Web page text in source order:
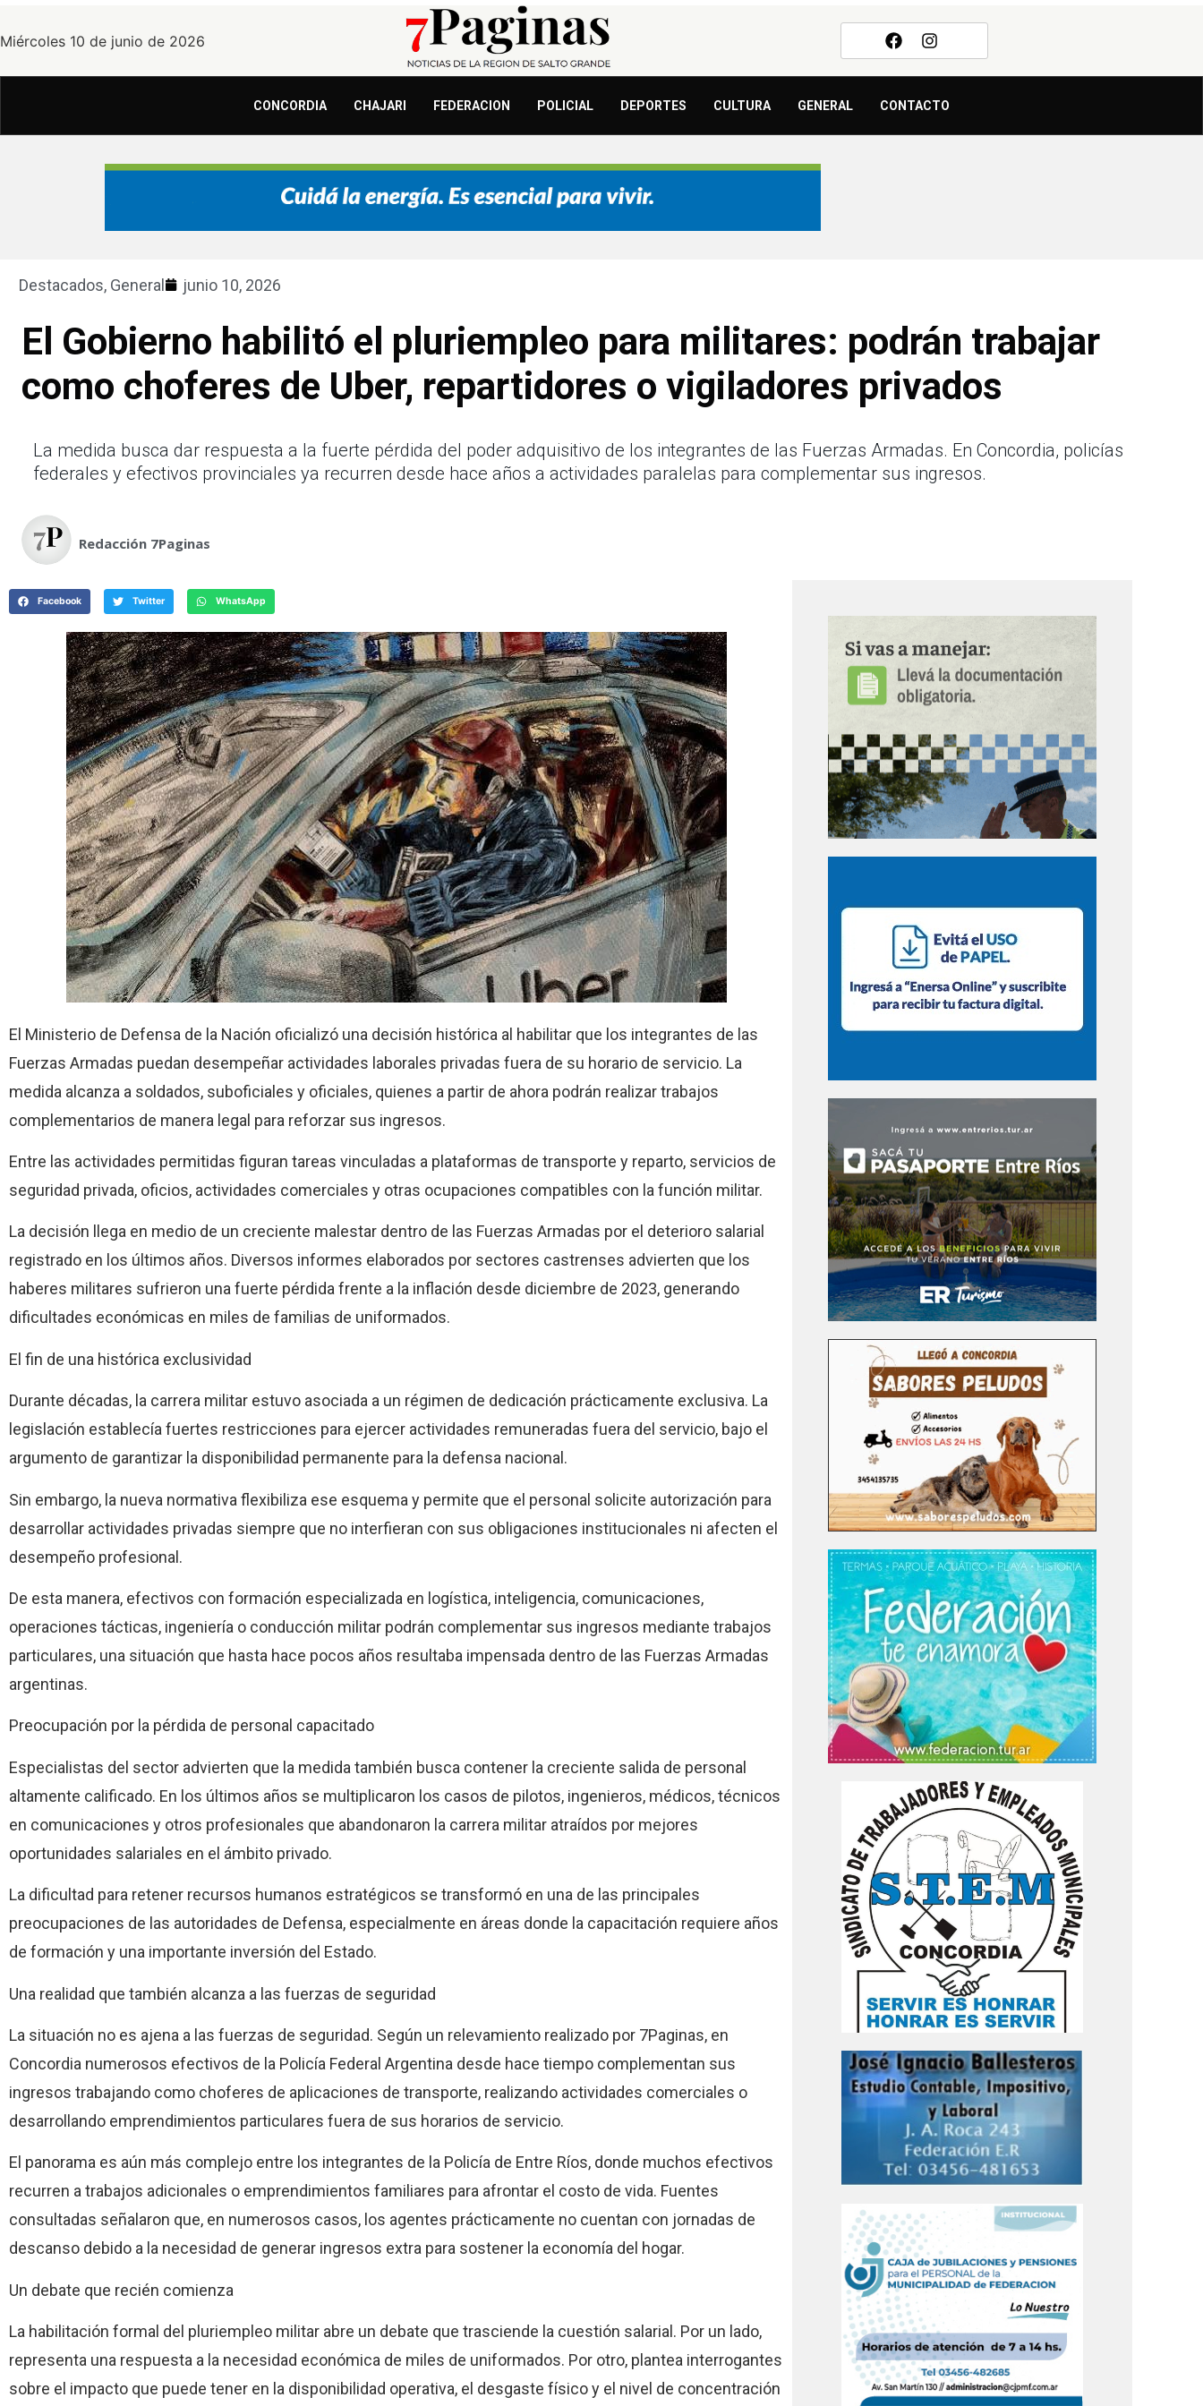
Miércoles 10 de junio de 2026
CONCORDIA CHAJARI FEDERACION POLICIAL DEPORTES CULTURA GENERAL CONTACTO
Destacados, General junio 10, 2026
El Gobierno habilitó el pluriempleo para militares: podrán trabajar
como choferes de Uber, repartidores o vigiladores privados
La medida busca dar respuesta a la fuerte pérdida del poder adquisitivo de los integrantes de las Fuerzas Armadas. En Concordia, policías
federales y efectivos provinciales ya recurren desde hace años a actividades paralelas para complementar sus ingresos.
Redacción 7Paginas
Facebook Twitter WhatsApp
El Ministerio de Defensa de la Nación oficializó una decisión histórica al habilitar que los integrantes de las
Fuerzas Armadas puedan desempeñar actividades laborales privadas fuera de su horario de servicio. La
medida alcanza a soldados, suboficiales y oficiales, quienes a partir de ahora podrán realizar trabajos
complementarios de manera legal para reforzar sus ingresos.
Entre las actividades permitidas figuran tareas vinculadas a plataformas de transporte y reparto, servicios de
seguridad privada, oficios, actividades comerciales y otras ocupaciones compatibles con la función militar.
La decisión llega en medio de un creciente malestar dentro de las Fuerzas Armadas por el deterioro salarial
registrado en los últimos años. Diversos informes elaborados por sectores castrenses advierten que los
haberes militares sufrieron una fuerte pérdida frente a la inflación desde diciembre de 2023, generando
dificultades económicas en miles de familias de uniformados.
El fin de una histórica exclusividad
Durante décadas, la carrera militar estuvo asociada a un régimen de dedicación prácticamente exclusiva. La
legislación establecía fuertes restricciones para ejercer actividades remuneradas fuera del servicio, bajo el
argumento de garantizar la disponibilidad permanente para la defensa nacional.
Sin embargo, la nueva normativa flexibiliza ese esquema y permite que el personal solicite autorización para
desarrollar actividades privadas siempre que no interfieran con sus obligaciones institucionales ni afecten el
desempeño profesional.
De esta manera, efectivos con formación especializada en logística, inteligencia, comunicaciones,
operaciones tácticas, ingeniería o conducción militar podrán complementar sus ingresos mediante trabajos
particulares, una situación que hasta hace pocos años resultaba impensada dentro de las Fuerzas Armadas
argentinas.
Preocupación por la pérdida de personal capacitado
Especialistas del sector advierten que la medida también busca contener la creciente salida de personal
altamente calificado. En los últimos años se multiplicaron los casos de pilotos, ingenieros, médicos, técnicos
en comunicaciones y otros profesionales que abandonaron la carrera militar atraídos por mejores
oportunidades salariales en el ámbito privado.
La dificultad para retener recursos humanos estratégicos se transformó en una de las principales
preocupaciones de las autoridades de Defensa, especialmente en áreas donde la capacitación requiere años
de formación y una importante inversión del Estado.
Una realidad que también alcanza a las fuerzas de seguridad
La situación no es ajena a las fuerzas de seguridad. Según un relevamiento realizado por 7Paginas, en
Concordia numerosos efectivos de la Policía Federal Argentina desde hace tiempo complementan sus
ingresos trabajando como choferes de aplicaciones de transporte, realizando actividades comerciales o
desarrollando emprendimientos particulares fuera de sus horarios de servicio.
El panorama es aún más complejo entre los integrantes de la Policía de Entre Ríos, donde muchos efectivos
recurren a trabajos adicionales o emprendimientos familiares para afrontar el costo de vida. Fuentes
consultadas señalaron que, en numerosos casos, los agentes prácticamente no cuentan con jornadas de
descanso debido a la necesidad de generar ingresos extra para sostener la economía del hogar.
Un debate que recién comienza
La habilitación formal del pluriempleo militar abre un debate que trasciende la cuestión salarial. Por un lado,
representa una respuesta a la necesidad económica de miles de uniformados. Por otro, plantea interrogantes
sobre el impacto que puede tener en la disponibilidad operativa, el desgaste físico y el nivel de concentración